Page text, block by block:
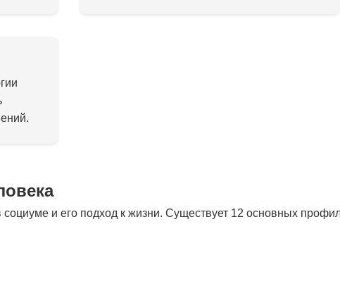
и его подход к жизни. Существует 12 основных